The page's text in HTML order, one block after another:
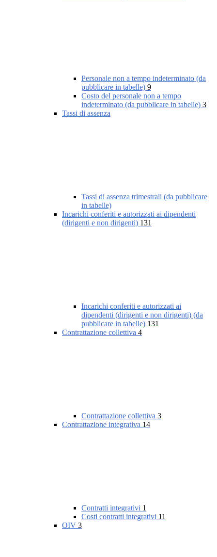
Personale non a tempo indeterminato (da
pubblicare in tabelle) 9
Costo del personale non a tempo
indeterminato (da pubblicare in tabelle) 3
Tassi di assenza
Tassi di assenza trimestrali (da pubblicare
in tabelle)
Incarichi conferiti e autorizzati ai dipendenti
(dirigenti e non dirigenti) 131
Incarichi conferiti e autorizzati ai
dipendenti (dirigenti e non dirigenti) (da
pubblicare in tabelle) 131
Contrattazione collettiva 4
Contrattazione collettiva 3
Contrattazione integrativa 14
Contratti integrativi 1
Costi contratti integrativi 11
OIV 3